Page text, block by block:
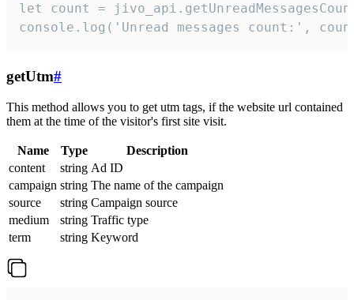
let count =
console.log('Unread messages count:',
getUtm#
This method allows you to get utm tags, if the website url contained
them at the time of the visitor's first site visit.
Name Type
Description
content
string Ad ID
campaign string The name of the campaign
source
string Campaign source
medium
string Traffic type
term
string Keyword